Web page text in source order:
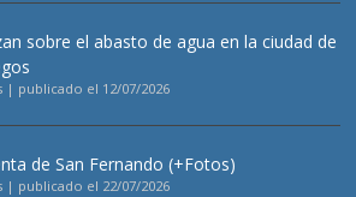
sobre el abasto de agua en la ciudad de
| publicado el 12/07/2026
de San Fernando (+Fotos)
| publicado el 22/07/2026